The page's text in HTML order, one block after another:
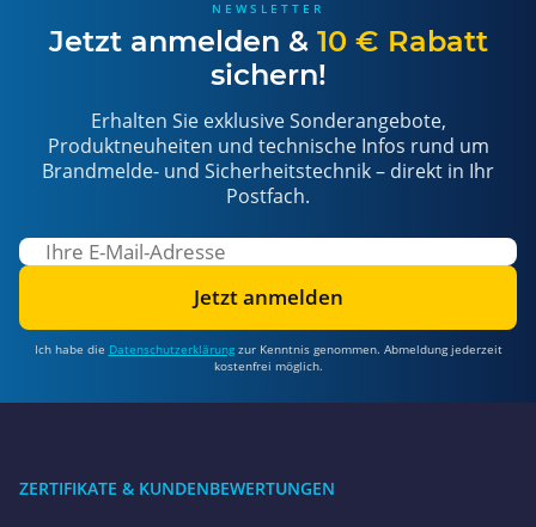
NEWSLETTER
Jetzt anmelden & 10 € Rabatt
sichern!
Erhalten Sie exklusive Sonderangebote,
Produktneuheiten und technische Infos rund um
Brandmelde- und Sicherheitstechnik – direkt in Ihr
Postfach.
Jetzt anmelden
Ich habe die Datenschutzerklärungzur Kenntnis genommen. Abmeldung jederzeit
kostenfrei möglich.
ZERTIFIKATE & KUNDENBEWERTUNGEN